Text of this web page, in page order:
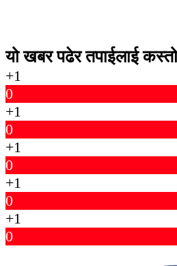
यो खबर पढेर तपाईलाई
+1
0
+1
0
+1
0
+1
0
+1
0